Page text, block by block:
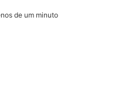
de um minuto